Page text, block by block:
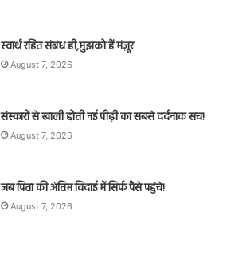
स्वार्थ रहित संबंध ही,मुझको हैं मंज़ूर
August 7, 2026
संस्कारों से खाली होती नई पीढ़ी का सबसे दर्दनाक सच!
August 7, 2026
जब पिता की अंतिम विदाई में सिर्फ पैसे पहुंचे!
August 7, 2026